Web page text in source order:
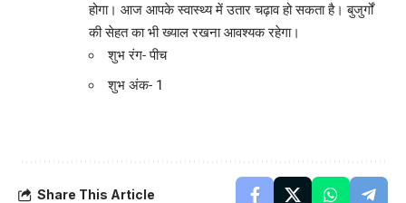
होगा। आज आपके स्वास्थ्य में उतार चढ़ाव हो सकता है। बुजुर्गों
की सेहत का भी ख्याल रखना आवश्यक रहेगा।
शुभ रंग- पीच
शुभ अंक- 1
Share This Article